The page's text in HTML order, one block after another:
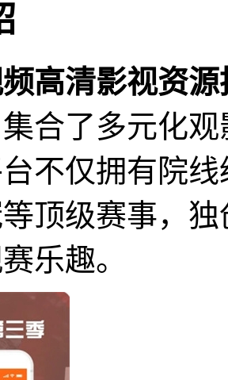
频高清影视资
合了多元化
不仅拥有院
顶级赛事，
乐趣。